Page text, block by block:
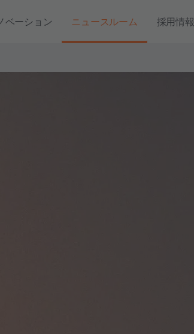
ベーション ニュースルーム 採用情報